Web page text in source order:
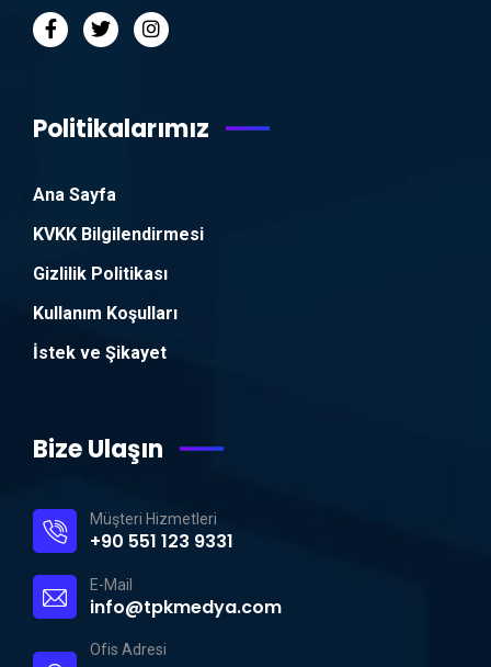
Politikalarımız
Ana Sayfa
KVKK Bilgilendirmesi
Gizlilik Politikası
Kullanım Koşulları
İstek ve Şikayet
Bize Ulaşın
Müşteri Hizmetleri
+90 551 123 9331
E-Mail
info@tpkmedya.com
Ofis Adresi